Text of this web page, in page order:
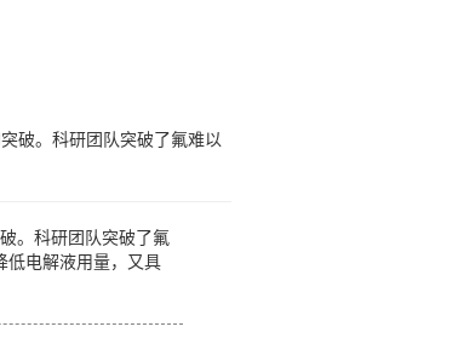
破。科研团队突破了氟难以
。科研团队突破了氟
低电解液用量，又具